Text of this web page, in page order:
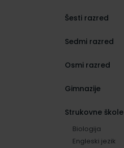
Šesti razred
Sedmi razred
Osmi razred
Gimnazije
Strukovne škole
Biologija
Engleski jezik